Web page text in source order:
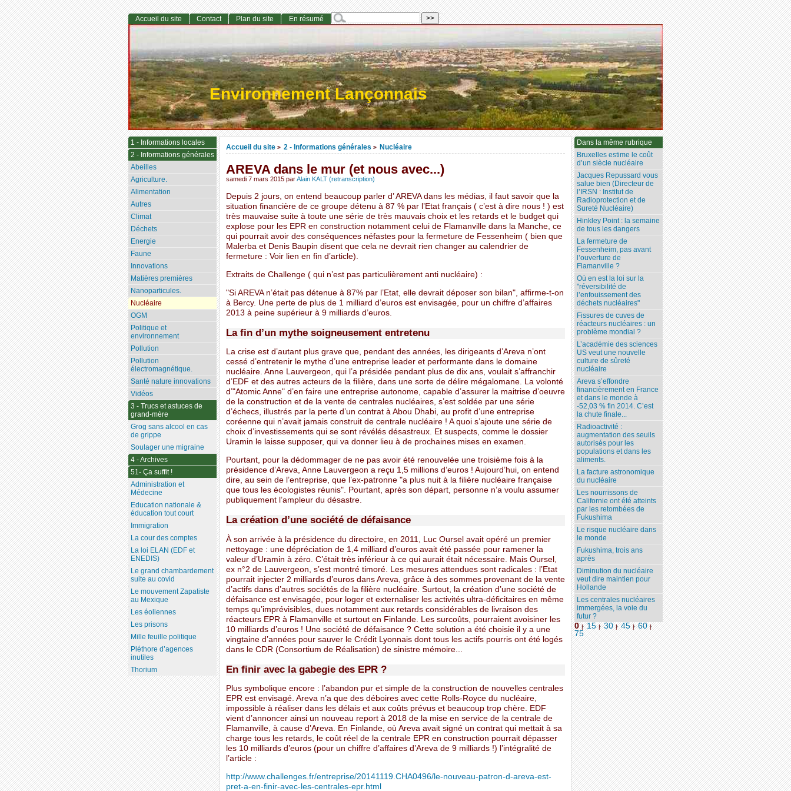
Environnement Lançonnais
Accueil du site > 2 - Informations générales > Nucléaire
AREVA dans le mur (et nous avec...)
samedi 7 mars 2015 parAlain KALT (retranscription)
Depuis 2 jours, on entend beaucoup parler d’ AREVA dans les médias, il faut savoir que la
situation financière de ce groupe détenu à 87 % par l’Etat français ( c’est à dire nous ! ) est
très mauvaise suite à toute une série de très mauvais choix et les retards et le budget qui
explose pour les EPR en construction notamment celui de Flamanville dans la Manche, ce
qui pourrait avoir des conséquences néfastes pour la fermeture de Fessenheim ( bien que
Malerba et Denis Baupin disent que cela ne devrait rien changer au calendrier de
fermeture : Voir lien en fin d’article).
Extraits de Challenge ( qui n’est pas particulièrement anti nucléaire) :
"Si AREVA n’était pas détenue à 87% par l’Etat, elle devrait déposer son bilan", affirme-t-on
à Bercy. Une perte de plus de 1 milliard d’euros est envisagée, pour un chiffre d’affaires
2013 à peine supérieur à 9 milliards d’euros.
La fin d’un mythe soigneusement entretenu
La crise est d’autant plus grave que, pendant des années, les dirigeants d’Areva n’ont
cessé d’entretenir le mythe d’une entreprise leader et performante dans le domaine
nucléaire. Anne Lauvergeon, qui l’a présidée pendant plus de dix ans, voulait s’affranchir
d’EDF et des autres acteurs de la filière, dans une sorte de délire mégalomane. La volonté
d’"Atomic Anne" d’en faire une entreprise autonome, capable d’assurer la maitrise d’oeuvre
de la construction et de la vente de centrales nucléaires, s’est soldée par une série
d’échecs, illustrés par la perte d’un contrat à Abou Dhabi, au profit d’une entreprise
coréenne qui n’avait jamais construit de centrale nucléaire ! A quoi s’ajoute une série de
choix d’investissements qui se sont révélés désastreux. Et suspects, comme le dossier
Uramin le laisse supposer, qui va donner lieu à de prochaines mises en examen.
Pourtant, pour la dédommager de ne pas avoir été renouvelée une troisième fois à la
présidence d’Areva, Anne Lauvergeon a reçu 1,5 millions d’euros ! Aujourd’hui, on entend
dire, au sein de l’entreprise, que l’ex-patronne "a plus nuit à la filière nucléaire française
que tous les écologistes réunis". Pourtant, après son départ, personne n’a voulu assumer
publiquement l’ampleur du désastre.
La création d’une société de défaisance
À son arrivée à la présidence du directoire, en 2011, Luc Oursel avait opéré un premier
nettoyage : une dépréciation de 1,4 milliard d’euros avait été passée pour ramener la
valeur d’Uramin à zéro. C’était très inférieur à ce qui aurait était nécessaire. Mais Oursel,
ex n°2 de Lauvergeon, s’est montré timoré. Les mesures attendues sont radicales : l’Etat
pourrait injecter 2 milliards d’euros dans Areva, grâce à des sommes provenant de la vente
d’actifs dans d’autres sociétés de la filière nucléaire. Surtout, la création d’une société de
défaisance est envisagée, pour loger et externaliser les activités ultra-déficitaires en même
temps qu’imprévisibles, dues notamment aux retards considérables de livraison des
réacteurs EPR à Flamanville et surtout en Finlande. Les surcoûts, pourraient avoisiner les
10 milliards d’euros ! Une société de défaisance ? Cette solution a été choisie il y a une
vingtaine d’années pour sauver le Crédit Lyonnais dont tous les actifs pourris ont été logés
dans le CDR (Consortium de Réalisation) de sinistre mémoire...
En finir avec la gabegie des EPR ?
Plus symbolique encore : l’abandon pur et simple de la construction de nouvelles centrales
EPR est envisagé. Areva n’a que des déboires avec cette Rolls-Royce du nucléaire,
impossible à réaliser dans les délais et aux coûts prévus et beaucoup trop chère. EDF
vient d’annoncer ainsi un nouveau report à 2018 de la mise en service de la centrale de
Flamanville, à cause d’Areva. En Finlande, où Areva avait signé un contrat qui mettait à sa
charge tous les retards, le coût réel de la centrale EPR en construction pourrait dépasser
les 10 milliards d’euros (pour un chiffre d’affaires d’Areva de 9 milliards !) l’intégralité de
l’article :
http://www.challenges.fr/entreprise/20141119.CHA0496/le-nouveau-patron-d-areva-est-
pret-a-en-finir-avec-les-centrales-epr.html
Dans la même rubrique
Bruxelles estime le coût
d’un siècle nucléaire
Jacques Repussard vous
salue bien (Directeur de
l’IRSN : Institut de
Radioprotection et de
Sureté Nucléaire)
Hinkley Point : la semaine
de tous les dangers
La fermeture de
Fessenheim, pas avant
l’ouverture de
Flamanville ?
Où en est la loi sur la
"réversibilité de
l’enfouissement des
déchets nucléaires"
Fissures de cuves de
réacteurs nucléaires : un
problème mondial ?
L’académie des sciences
US veut une nouvelle
culture de sûreté
nucléaire
Areva s’effondre
financièrement en France
et dans le monde à
-52,03 % fin 2014. C’est
la chute finale...
Radioactivité :
augmentation des seuils
autorisés pour les
populations et dans les
aliments.
La facture astronomique
du nucléaire
Les nourrissons de
Californie ont été atteints
par les retombées de
Fukushima
Le risque nucléaire dans
le monde
Fukushima, trois ans
après
Diminution du nucléaire
veut dire maintien pour
Hollande
Les centrales nucléaires
immergées, la voie du
futur ?
0 | 15 | 30 | 45 | 60 |
75
Accueil du site Contact Plan du site En résumé
1 - Informations locales
2 - Informations générales
Abeilles
Agriculture.
Alimentation
Autres
Climat
Déchets
Energie
Faune
Innovations
Matières premières
Nanoparticules.
Nucléaire
OGM
Politique et
environnement
Pollution
Pollution
électromagnétique.
Santé nature innovations
Vidéos
3 - Trucs et astuces de
grand-mère
Grog sans alcool en cas
de grippe
Soulager une migraine
4 - Archives
51- Ça suffit !
Administration et
Médecine
Education nationale &
éducation tout court
Immigration
La cour des comptes
La loi ELAN (EDF et
ENEDIS)
Le grand chambardement
suite au covid
Le mouvement Zapatiste
au Mexique
Les éoliennes
Les prisons
Mille feuille politique
Pléthore d’agences
inutiles
Thorium